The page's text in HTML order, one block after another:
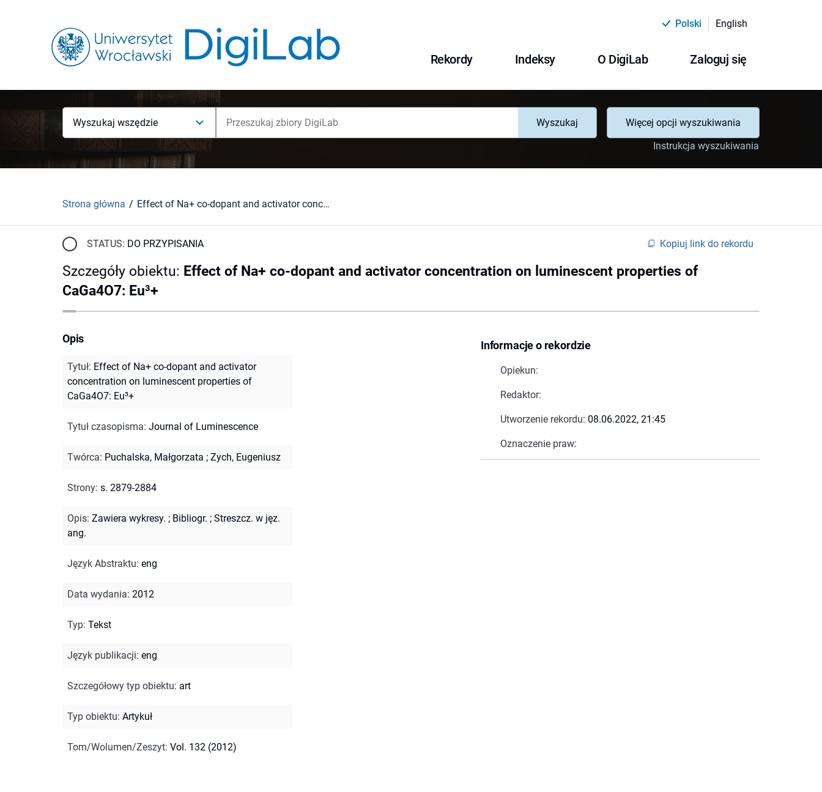
Polski English
Rekordy Indeksy O DigiLab Zaloguj się
Wyszukaj wszędzie Wyszukaj
Więcej opcji wyszukiwania
Instrukcja wyszukiwania
Strona główna Effect of Na+ co-dopant and activator concentration on luminescent properties of CaGa4O7: Eu³+
STATUS: DO PRZYPISANIA Kopiuj link do rekordu
Szczegóły obiektu: Effect of Na+ co-dopant and activator concentration on luminescent properties of
CaGa4O7: Eu³+
Informacje o rekordzie
Opiekun:
Redaktor:
Utworzenie rekordu: 08.06.2022, 21:45
Oznaczenie praw:
Opis
Tytuł: Effect of Na+ co-dopant and activator
concentration on luminescent properties of
CaGa4O7: Eu³+
Tytuł czasopisma: Journal of Luminescence
Twórca: Puchalska, Małgorzata ; Zych, Eugeniusz
Strony: s. 2879-2884
Opis: Zawiera wykresy. ; Bibliogr. ; Streszcz. w jęz.
ang.
Język Abstraktu: eng
Data wydania: 2012
Typ: Tekst
Język publikacji: eng
Szczegółowy typ obiektu: art
Typ obiektu: Artykuł
Tom/Wolumen/Zeszyt: Vol. 132 (2012)